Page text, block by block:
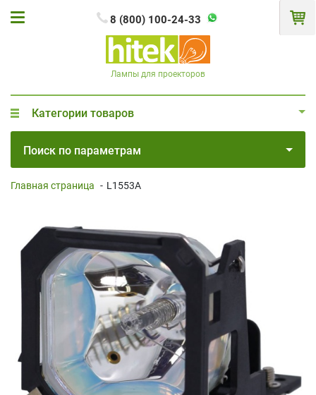
8 (800) 100-24-33
Лампы для проекторов
Категории товаров
Поиск по параметрам
Главная страница - L1553A